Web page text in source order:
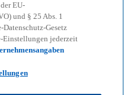
Quick-Wins und
Vorbereitung
& Compliance
EU-
und § 25 Abs. 1
Gesetz
Einstellungen jederzeit